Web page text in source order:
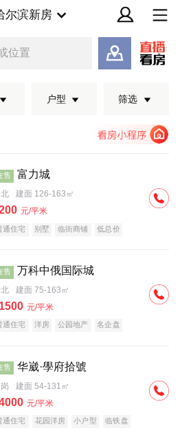
尔滨新房
位置
户型 筛选
售 富力城
建面 126-163㎡
元/平米
通住宅 别墅 临街商铺 低总价
售 万科中俄国际城
建面 75-163㎡
元/平米
通住宅 洋房 公园地产 名企盘
售 华崴·學府拾號
建面 54-131㎡
元/平米
通住宅 花园洋房 小户型 临铁盘